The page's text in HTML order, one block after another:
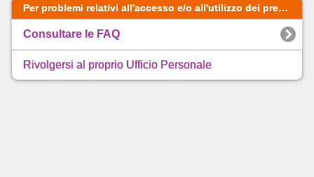
Per problemi relativi all'accesso e/o all'utilizzo dei presenti servizi web procedere nel seguente ordine:
Consultare le FAQ
Rivolgersi al proprio Ufficio Personale